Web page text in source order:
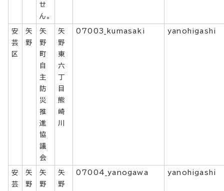
せ
ん。
安
芸
区
矢
野
矢
野
町
自
主
防
災
推
進
協
議
会
矢
野
東
六
丁
目
熊
崎
川
07003_kumasaki yanohigashi
安
芸
矢
野
矢
野
矢
野
07004_yanogawa yanohigashi